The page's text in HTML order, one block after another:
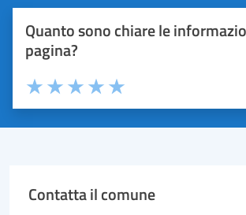
Quanto sono chiare le
pagina?
Valuta 5 stelle su 5
Valuta 4 stelle su 5
Valuta 3 stelle su 5
Valuta 2 stelle su 5
Valuta 1 stelle su 5
Contatta il comune